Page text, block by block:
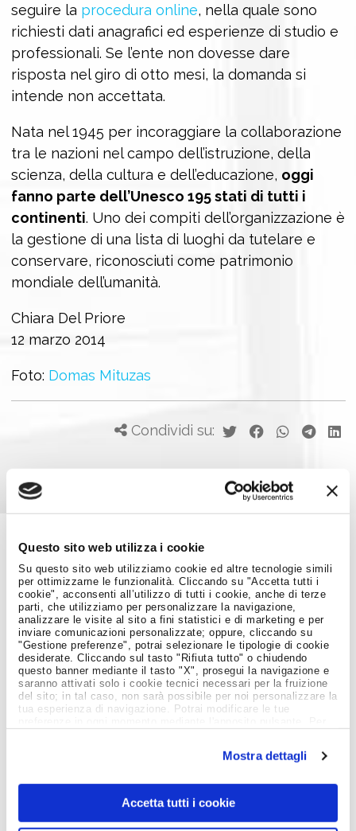
Questo sito web utilizza i cookie
Su questo sito web utilizziamo cookie ed altre tecnologie simili
per ottimizzarne le funzionalità. Cliccando su "Accetta tutti i
cookie", acconsenti all’utilizzo di tutti i cookie, anche di terze
parti, che utilizziamo per personalizzare la navigazione,
analizzare le visite al sito a fini statistici e di marketing e per
inviare comunicazioni personalizzate; oppure, cliccando su
"Gestione preferenze", potrai selezionare le tipologie di cookie
desiderate. Cliccando sul tasto "Rifiuta tutto" o chiudendo
questo banner mediante il tasto "X", prosegui la navigazione e
saranno attivati solo i cookie tecnici necessari per la fruizione
del sito; in tal caso, non sarà possibile per noi personalizzare la
tua esperienza di navigazione. Potrai modificare le tue
Mostra dettagli
Accetta tutti i cookie
seguire la procedura online, nella quale sono
richiesti dati anagrafici ed esperienze di studio e
professionali. Se l’ente non dovesse dare
risposta nel giro di otto mesi, la domanda si
intende non accettata.
Nata nel 1945 per incoraggiare la collaborazione
tra le nazioni nel campo dell’istruzione, della
scienza, della cultura e dell’educazione, oggi
fanno parte dell’Unesco 195 stati di tutti i
continenti. Uno dei compiti dell’organizzazione è
la gestione di una lista di luoghi da tutelare e
conservare, riconosciuti come patrimonio
mondiale dell’umanità.
Chiara Del Priore
12 marzo 2014
Foto: Domas Mituzas
Condividi su:
Job Meeting
MAGAZINE
Notizie dal Mondo del Lavoro